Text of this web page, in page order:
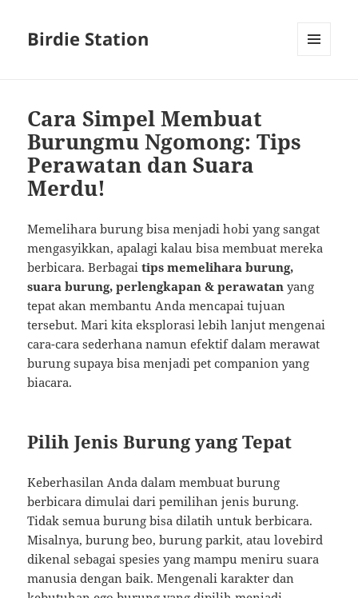
Birdie Station
Cara Simpel Membuat
Burungmu Ngomong: Tips
Perawatan dan Suara
Merdu!
Memelihara burung bisa menjadi hobi yang sangat
mengasyikkan, apalagi kalau bisa membuat mereka
berbicara. Berbagaitips memelihara burung,
suara burung, perlengkapan & perawatan yang
tepat akan membantu Anda mencapai tujuan
tersebut. Mari kita eksplorasi lebih lanjut mengenai
cara-cara sederhana namun efektif dalam merawat
burung supaya bisa menjadi pet companion yang
biacara.
Pilih Jenis Burung yang Tepat
Keberhasilan Anda dalam membuat burung
berbicara dimulai dari pemilihan jenis burung.
Tidak semua burung bisa dilatih untuk berbicara.
Misalnya, burung beo, burung parkit, atau lovebird
dikenal sebagai spesies yang mampu meniru suara
manusia dengan baik. Mengenali karakter dan